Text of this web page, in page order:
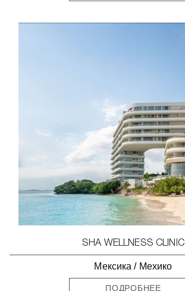
SHA WELLNESS CLINIC
Мексика / Мехико
ПОДРОБНЕЕ